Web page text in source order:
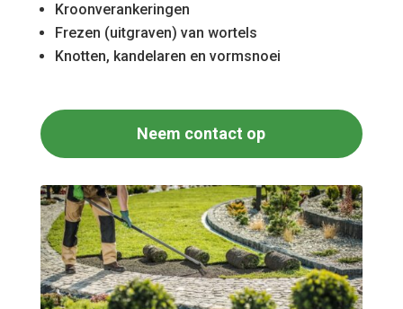
Kroonverankeringen
Frezen (uitgraven) van wortels
Knotten, kandelaren en vormsnoei
Neem contact op